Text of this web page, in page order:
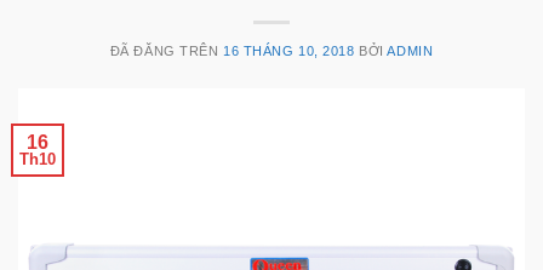
ĐÃ ĐĂNG TRÊN 16 THÁNG 10, 2018 BỞIADMIN
16
Th10